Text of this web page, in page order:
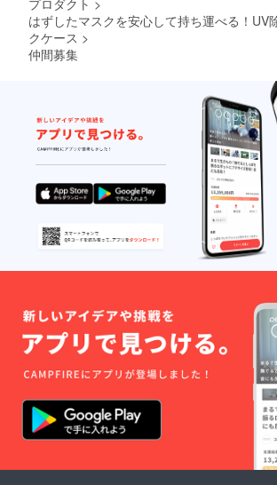
プロダクト >
はずしたマスクを安心して持ち運べる！UV
クケース >
仲間募集